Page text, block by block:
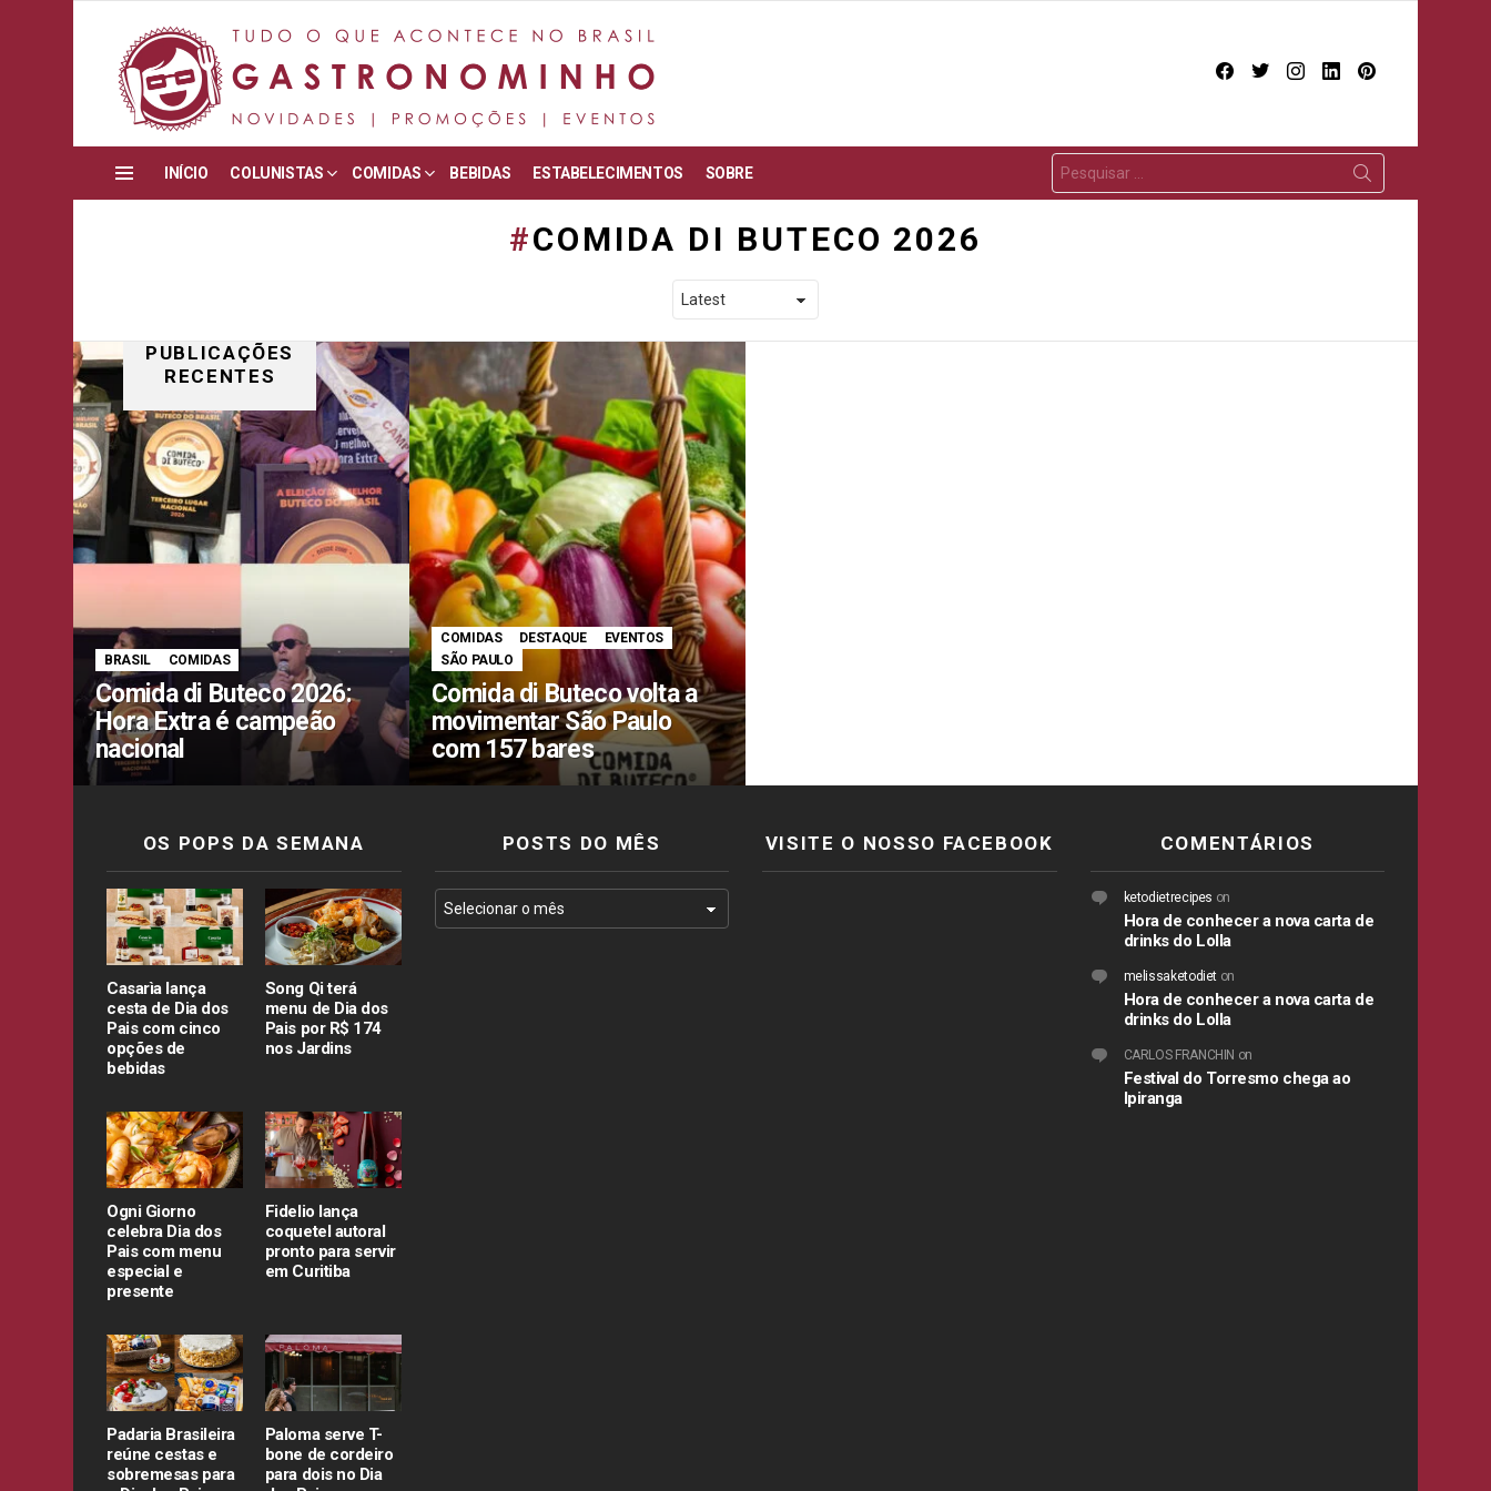
facebooktwitterinstagram
linkedin
INÍCIO COLUNISTAS COMIDAS BEBIDAS ESTABELECIMENTOS SOBRE
COMIDA DI BUTECO 2026
PUBLICAÇÕES
RECENTES
BRASIL COMIDAS
Comida di Buteco 2026:
Hora Extra é campeão
nacional
COMIDAS DESTAQUE
EVENTOS
SÃO PAULO
Comida di Buteco volta a
movimentar São Paulo
com 157 bares
OS POPS DA SEMANA
Casarìa lança
cesta de Dia dos
Pais com cinco
opções de
bebidas
Song Qi terá
menu de Dia dos
Pais por R$ 174
nos Jardins
Ogni Giorno
celebra Dia dos
Pais com menu
especial e
presente
Fidelio lança
coquetel autoral
pronto para servir
em Curitiba
Padaria Brasileira
reúne cestas e
sobremesas para
Paloma serve T-
bone de cordeiro
para dois no Dia
POSTS DO MÊS VISITE O NOSSO FACEBOOK COMENTÁRIOS
ketodietrecipes on
Hora de conhecer a nova carta de
drinks do Lolla
melissaketodiet on
Hora de conhecer a nova carta de
drinks do Lolla
CARLOS FRANCHIN on
Festival do Torresmo chega ao
Ipiranga